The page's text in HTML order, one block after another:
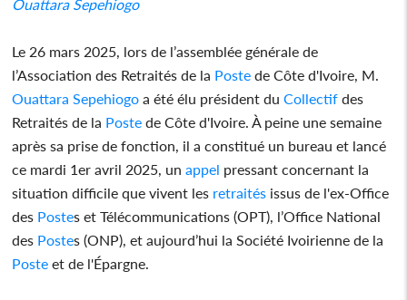
Ouattara Sepehiogo
Le 26 mars 2025, lors de l’assemblée générale de
l’Association des Retraités de la Poste de Côte d'Ivoire, M.
Ouattara Sepehiogo a été élu président duCollectif des
Retraités de la Poste de Côte d'Ivoire. À peine une semaine
après sa prise de fonction, il a constitué un bureau et lancé
ce mardi 1er avril 2025, un appel pressant concernant la
situation difficile que vivent les retraités issus de l'ex-Office
des Postes et Télécommunications (OPT), l’Office National
des Postes (ONP), et aujourd’hui la Société Ivoirienne de la
Poste et de l'Épargne.